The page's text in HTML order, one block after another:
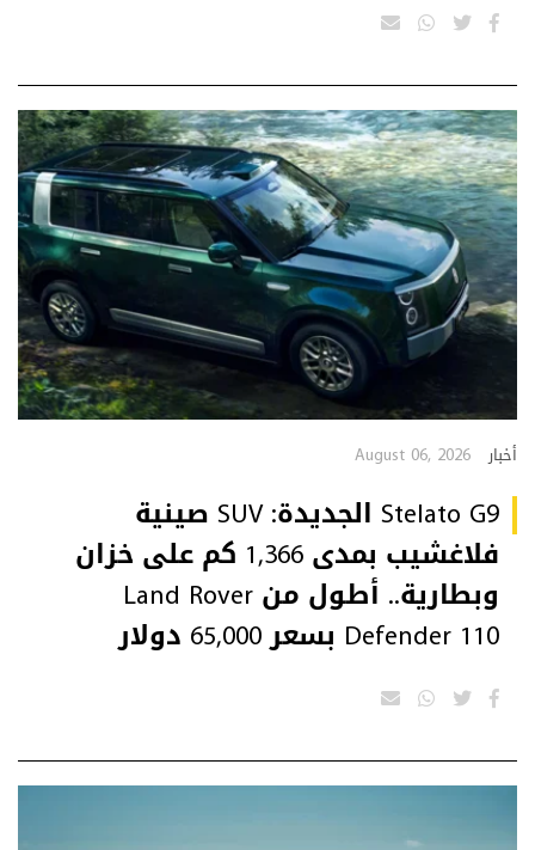
أخبار August 06, 2026
Stelato G9 الجديدة: SUV صينية
فلاغشيب بمدى 1,366 كم على خزان
وبطارية.. أطول من Land Rover
Defender 110 بسعر 65,000 دولار